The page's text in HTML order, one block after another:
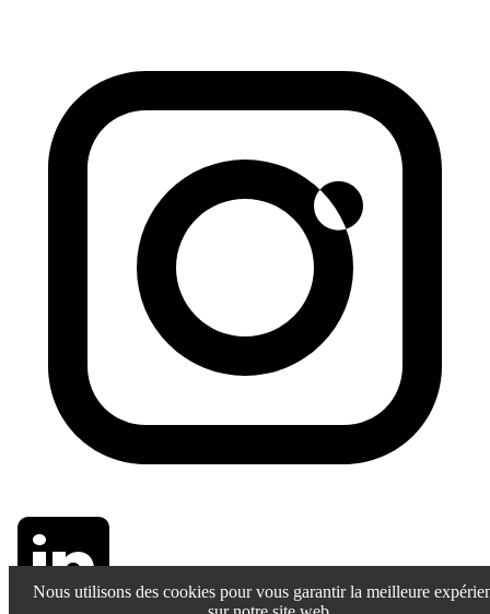
Nous utilisons des cookies pour vous garantir la meilleure